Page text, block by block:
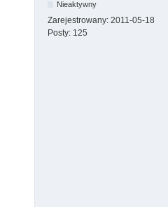
Nieaktywny
Zarejestrowany: 2011-05-18
Posty: 125